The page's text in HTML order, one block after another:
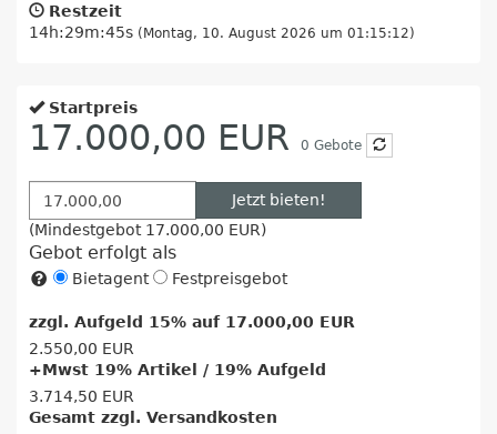
Restzeit
14h:29m:44s (Montag, 10. August 2026 um 01:15:12)
Startpreis
17.000,00 EUR 0 Gebote
Jetzt bieten!
(Mindestgebot 17.000,00 EUR)
Gebot erfolgt als
Bietagent Festpreisgebot
zzgl. Aufgeld 15% auf 17.000,00 EUR
2.550,00 EUR
+Mwst 19% Artikel / 19% Aufgeld
3.714,50 EUR
Gesamt zzgl. Versandkosten